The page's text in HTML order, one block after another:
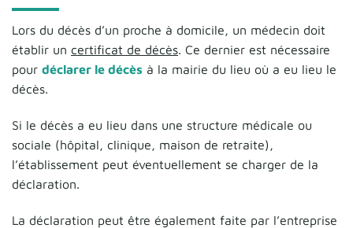
Lors du décès d’un proche à domicile, un médecin doit
établir un certificat de décès. Ce dernier est nécessaire
pour déclarer le décès à la mairie du lieu où a eu lieu le
décès.
Si le décès a eu lieu dans une structure médicale ou
sociale (hôpital, clinique, maison de retraite),
l’établissement peut éventuellement se charger de la
déclaration.
La déclaration peut être également faite par l’entreprise